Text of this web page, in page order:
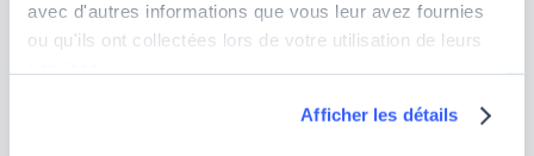
avec d'autres informations que vous leur avez fournies
ou qu'ils ont collectées lors de votre utilisation de leurs
Afficher les détails
comme celui proposé par Jedha en Data Science.
formations en Machine Learning.